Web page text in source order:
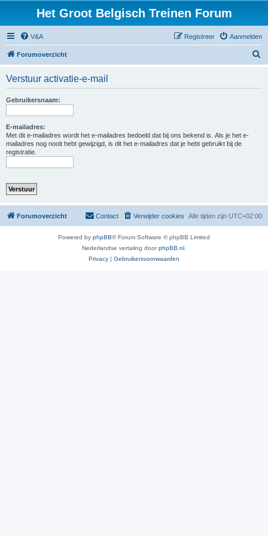
Het Groot Belgisch Treinen Forum
V&A Aanmelden
Registreer
Forumoverzicht
Verstuur activatie-e-mail
Gebruikersnaam:
E-mailadres:
Met dit e-mailadres wordt het e-mailadres bedoeld dat bij ons bekend is. Als je het e-
mailadres nog nooit hebt gewijzigd, is dit het e-mailadres dat je hebt gebruikt bij de
registratie.
Forumoverzicht Alle tijden zijn UTC+02:00
Verwijder cookies
Contact
Powered by phpBB® Forum Software © phpBB Limited
Nederlandse vertaling doorphpBB.nl
Privacy | Gebruikersvoorwaarden